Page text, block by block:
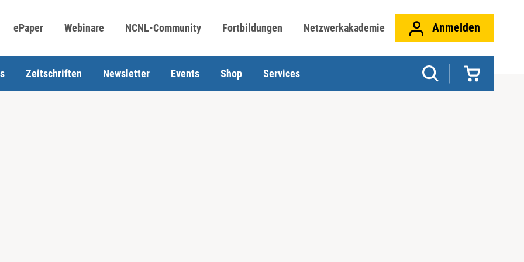
ePaper Webinare NCNL-Community Fortbildungen Netzwerkakademie Anmelden
Zeitschriften Newsletter Events Shop Services